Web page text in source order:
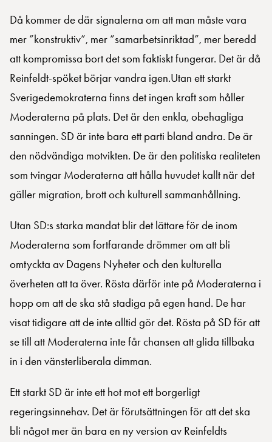
Då kommer de där signalerna om att man måste vara
mer ”konstruktiv”, mer ”samarbetsinriktad”, mer beredd
att kompromissa bort det som faktiskt fungerar. Det är då
Reinfeldt-spöket börjar vandra igen.Utan ett starkt
Sverigedemokraterna finns det ingen kraft som håller
Moderaterna på plats. Det är den enkla, obehagliga
sanningen. SD är inte bara ett parti bland andra. De är
den nödvändiga motvikten. De är den politiska realiteten
som tvingar Moderaterna att hålla huvudet kallt när det
gäller migration, brott och kulturell sammanhållning.
Utan SD:s starka mandat blir det lättare för de inom
Moderaterna som fortfarande drömmer om att bli
omtyckta av Dagens Nyheter och den kulturella
överheten att ta över. Rösta därför inte på Moderaterna i
hopp om att de ska stå stadiga på egen hand. De har
visat tidigare att de inte alltid gör det. Rösta på SD för att
se till att Moderaterna inte får chansen att glida tillbaka
in i den vänsterliberala dimman.
Ett starkt SD är inte ett hot mot ett borgerligt
regeringsinnehav. Det är förutsättningen för att det ska
bli något mer än bara en ny version av Reinfeldts